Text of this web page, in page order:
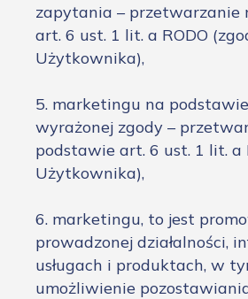
zapytania – przetwarzanie
art. 6 ust. 1 lit. a RODO
Użytkownika),
5. marketingu na
wyrażonej zgody –
podstawie art. 6 ust. 1 lit. a
Użytkownika),
6. marketingu, to jest
prowadzonej działalności,
usługach i produktach, w
umożliwienie